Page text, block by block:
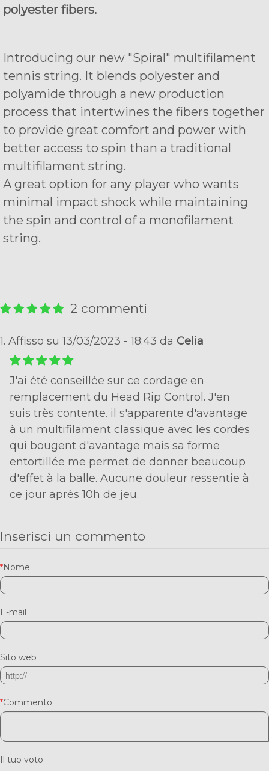
polyester fibers.
Introducing our new "Spiral" multifilament
tennis string. It blends polyester and
polyamide through a new production
process that intertwines the fibers together
to provide great comfort and power with
better access to spin than a traditional
multifilament string.
A great option for any player who wants
minimal impact shock while maintaining
the spin and control of a monofilament
string.
2 commenti
1. Affisso su 13/03/2023 - 18:43 da Celia
J'ai été conseillée sur ce cordage en
remplacement du Head Rip Control. J'en
suis très contente. il s'apparente d'avantage
à un multifilament classique avec les cordes
qui bougent d'avantage mais sa forme
entortillée me permet de donner beaucoup
d'effet à la balle. Aucune douleur ressentie à
ce jour après 10h de jeu.
Inserisci un commento
*Nome
E-mail
Sito web
*Commento
Il tuo voto